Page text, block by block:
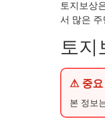
토지보상
서 많은
토
⚠ 중요
본 정보